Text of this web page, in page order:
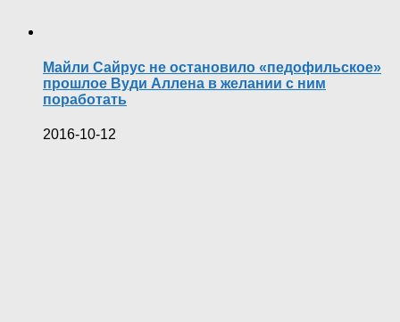
Майли Сайрус не остановило «педофильское»
прошлое Вуди Аллена в желании с ним
поработать
2016-10-12